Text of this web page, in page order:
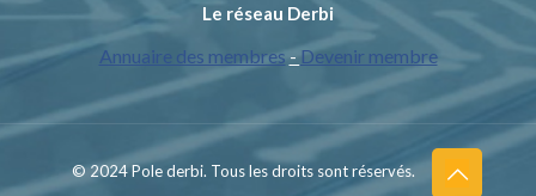
Le réseau Derbi
Annuaire des membres - Devenir membre
© 2024 Pole derbi. Tous les droits sont réservés.